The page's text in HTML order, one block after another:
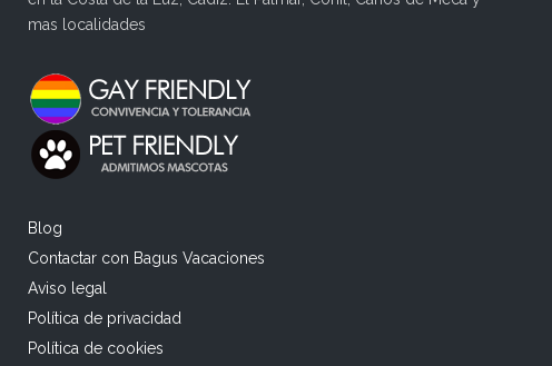
mas localidades
Blog
Contactar con Bagus Vacaciones
Aviso legal
Política de privacidad
Política de cookies